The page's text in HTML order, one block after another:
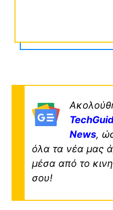
News,
όλα τα νέα μας
μέσα από το
σου!